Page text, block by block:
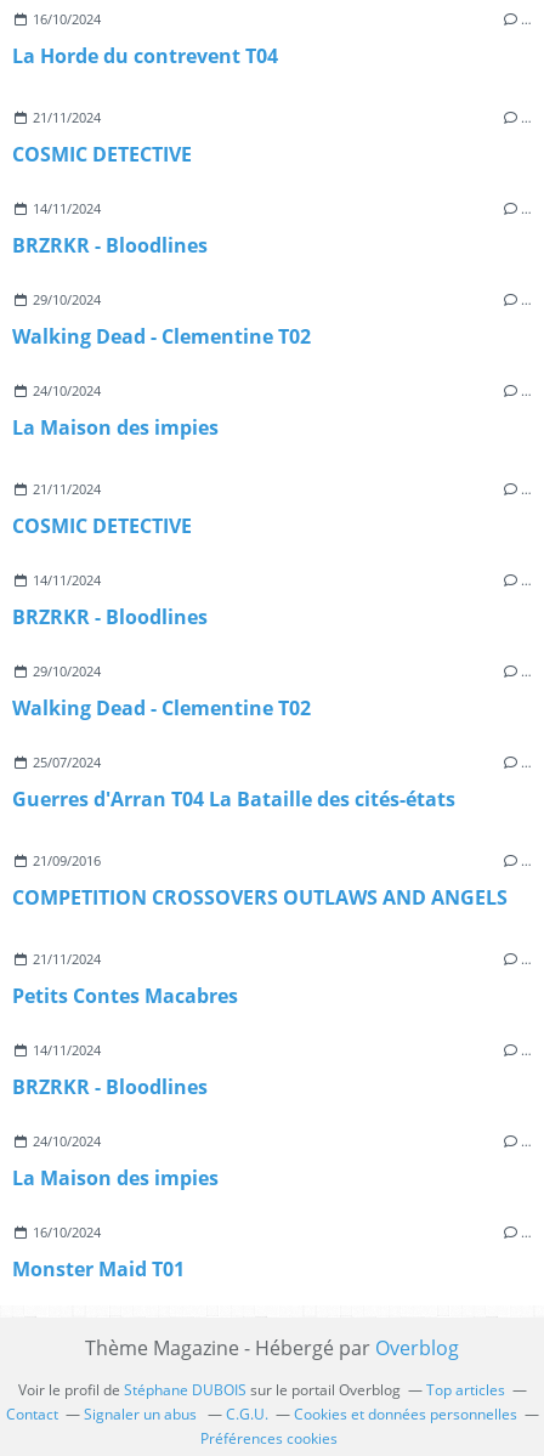
16/10/2024 …
La Horde du contrevent T04
21/11/2024 …
COSMIC DETECTIVE
14/11/2024 …
BRZRKR - Bloodlines
29/10/2024 …
Walking Dead - Clementine T02
24/10/2024 …
La Maison des impies
21/11/2024 …
COSMIC DETECTIVE
14/11/2024 …
BRZRKR - Bloodlines
29/10/2024 …
Walking Dead - Clementine T02
25/07/2024 …
Guerres d'Arran T04 La Bataille des cités-états
21/09/2016 …
COMPETITION CROSSOVERS OUTLAWS AND ANGELS
21/11/2024 …
Petits Contes Macabres
14/11/2024 …
BRZRKR - Bloodlines
24/10/2024 …
La Maison des impies
16/10/2024 …
Monster Maid T01
Thème Magazine - Hébergé par Overblog
Voir le profil de Stéphane DUBOIS sur le portail Overblog
Top articles
Contact
Signaler un abus C.G.U.
Cookies et données personnelles
Préférences cookies